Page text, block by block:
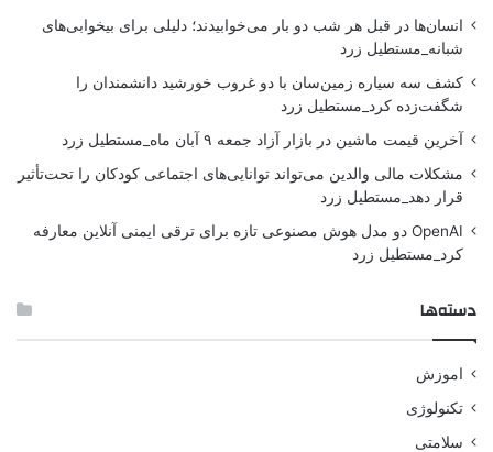
انسان‌ها در قبل هر شب دو بار می‌خوابیدند؛ دلیلی برای بیخوابی‌های
شبانه_مستطیل زرد
کشف سه سیاره زمین‌سان با دو غروب خورشید دانشمندان را
شگفت‌زده کرد_مستطیل زرد
آخرین قیمت ماشین در بازار آزاد جمعه ۹ آبان ماه_مستطیل زرد
مشکلات مالی والدین می‌تواند توانایی‌های اجتماعی کودکان را تحت‌تأثیر
قرار دهد_مستطیل زرد
OpenAI دو مدل هوش مصنوعی تازه برای ترقی ایمنی آنلاین معارفه
کرد_مستطیل زرد
دسته‌ها
اموزش
تکنولوژی
سلامتی